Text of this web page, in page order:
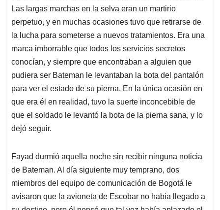
Las largas marchas en la selva eran un martirio
perpetuo, y en muchas ocasiones tuvo que retirarse de
la lucha para someterse a nuevos tratamientos. Era una
marca imborrable que todos los servicios secretos
conocían, y siempre que encontraban a alguien que
pudiera ser Bateman le levantaban la bota del pantalón
para ver el estado de su pierna. En la única ocasión en
que era él en realidad, tuvo la suerte inconcebible de
que el soldado le levantó la bota de la pierna sana, y lo
dejó seguir.
Fayad durmió aquella noche sin recibir ninguna noticia
de Bateman. Al día siguiente muy temprano, dos
miembros del equipo de comunicación de Bogotá le
avisaron que la avioneta de Escobar no había llegado a